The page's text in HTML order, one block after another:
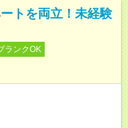
トを両立！未経験
ランクOK